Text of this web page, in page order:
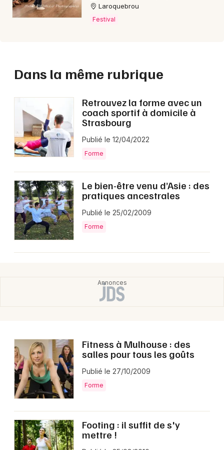
Laroquebrou
Festival
Dans la même rubrique
Retrouvez la forme avec un
coach sportif à domicile à
Strasbourg
Publié le 12/04/2022
Forme
Le bien-être venu d’Asie : des
pratiques ancestrales
Publié le 25/02/2009
Forme
Fitness à Mulhouse : des
salles pour tous les goûts
Publié le 27/10/2009
Forme
Footing : il suffit de s'y
mettre !